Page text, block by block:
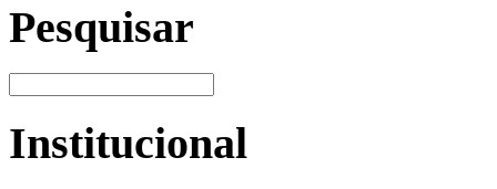
Pesquisar
Institucional